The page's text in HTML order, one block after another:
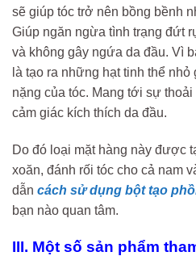
sẽ giúp tóc trở nên bồng bềnh
Giúp ngăn ngừa tình trạng đứt
và không gây ngứa da đầu. Vì
là tạo ra những hạt tinh thể
nặng của tóc. Mang tới sự
cảm giác kích thích da đầu.
Do đó loại mặt hàng này được
xoăn, đánh rối tóc cho cả nam
dẫn cách sử dụng bột tạo
bạn nào quan tâm.
III. Một số sản phẩm